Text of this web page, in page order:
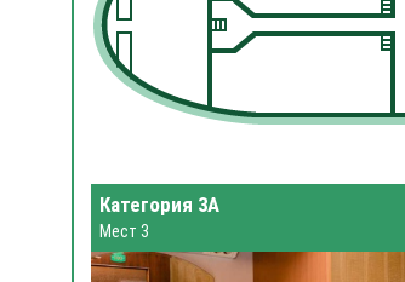
Категория 3А
Мест 3